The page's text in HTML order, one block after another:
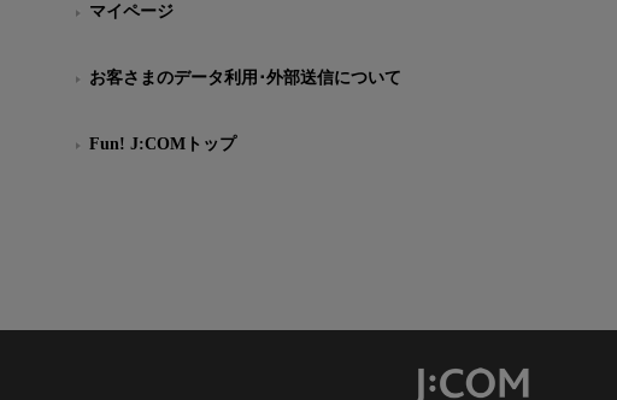
マイページ
お客さまのデータ利用･外部送信について
Fun! J:COMトップ